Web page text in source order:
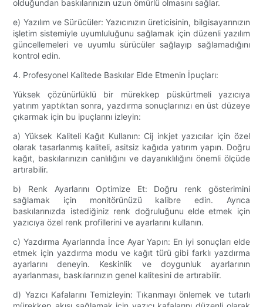
olduğundan baskılarınızın uzun ömürlü olmasını sağlar.
e) Yazılım ve Sürücüler: Yazıcınızın üreticisinin, bilgisayarınızın
işletim sistemiyle uyumluluğunu sağlamak için düzenli yazılım
güncellemeleri ve uyumlu sürücüler sağlayıp sağlamadığını
kontrol edin.
4. Profesyonel Kalitede Baskılar Elde Etmenin İpuçları:
Yüksek çözünürlüklü bir mürekkep püskürtmeli yazıcıya
yatırım yaptıktan sonra, yazdırma sonuçlarınızı en üst düzeye
çıkarmak için bu ipuçlarını izleyin:
a) Yüksek Kaliteli Kağıt Kullanın: Cij inkjet yazıcılar için özel
olarak tasarlanmış kaliteli, asitsiz kağıda yatırım yapın. Doğru
kağıt, baskılarınızın canlılığını ve dayanıklılığını önemli ölçüde
artırabilir.
b) Renk Ayarlarını Optimize Et: Doğru renk gösterimini
sağlamak için monitörünüzü kalibre edin. Ayrıca
baskılarınızda istediğiniz renk doğruluğunu elde etmek için
yazıcıya özel renk profillerini ve ayarlarını kullanın.
c) Yazdırma Ayarlarında İnce Ayar Yapın: En iyi sonuçları elde
etmek için yazdırma modu ve kağıt türü gibi farklı yazdırma
ayarlarını deneyin. Keskinlik ve doygunluk ayarlarının
ayarlanması, baskılarınızın genel kalitesini de artırabilir.
d) Yazıcı Kafalarını Temizleyin: Tıkanmayı önlemek ve tutarlı